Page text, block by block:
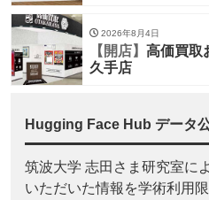
2026年8月4日
【開店】 高価買取
久手店
Hugging Face Hub データ
筑波大学 志田さま研究室に
いただいた情報を学術利用